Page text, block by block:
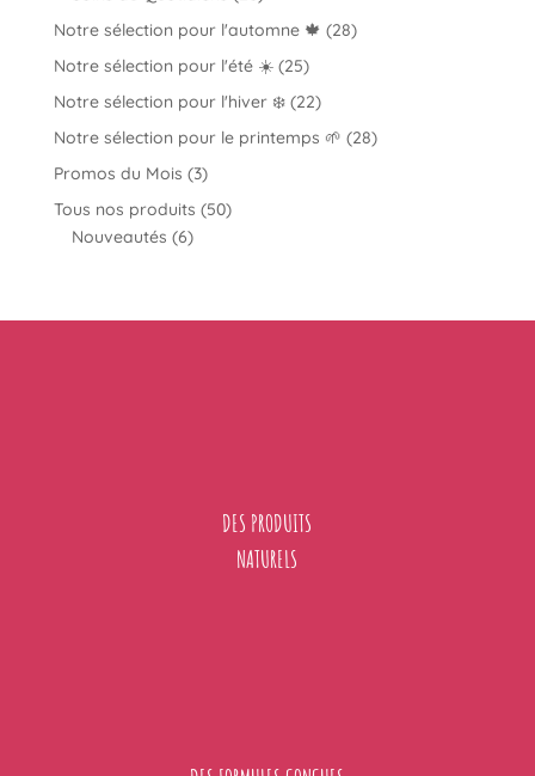
produits
Notre sélection pour l'automne 🍁 2828
Notre sélection pour l'été ☀️ 2525
produits
Notre sélection pour l'hiver ❄️ 2222
produits
Notre sélection pour le printemps 🌱 2828
Promos du Mois 33
produits
Tous nos produits 5050
Nouveautés 66
DES PRODUITS
NATURELS